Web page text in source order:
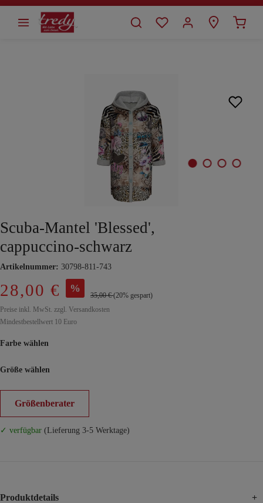
springen
Scuba-Mantel 'Blessed',
cappuccino-schwarz
Artikelnummer: 30798-811-743
28,00 € %
35,00 €(20% gespart)
Preise inkl. MwSt. zzgl. Versandkosten
Mindestbestellwert 10 Euro
Farbe wählen
Größe wählen
Größenberater
✓ verfügbar (Lieferung 3-5 Werktage)
Produktdetails +